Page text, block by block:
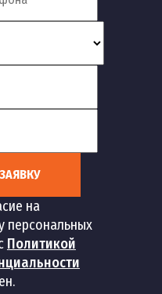
на
персональных
Политикой